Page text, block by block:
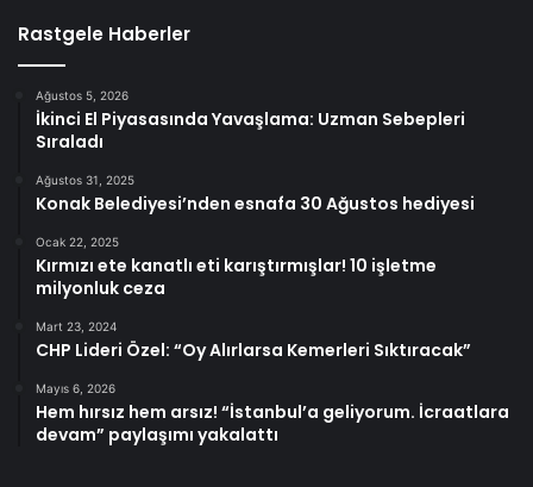
Rastgele Haberler
Ağustos 5, 2026
İkinci El Piyasasında Yavaşlama: Uzman Sebepleri
Sıraladı
Ağustos 31, 2025
Konak Belediyesi’nden esnafa 30 Ağustos hediyesi
Ocak 22, 2025
Kırmızı ete kanatlı eti karıştırmışlar! 10 işletme
milyonluk ceza
Mart 23, 2024
CHP Lideri Özel: “Oy Alırlarsa Kemerleri Sıktıracak”
Mayıs 6, 2026
Hem hırsız hem arsız! “İstanbul’a geliyorum. İcraatlara
devam” paylaşımı yakalattı